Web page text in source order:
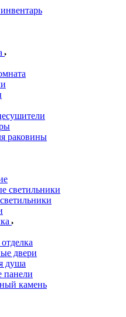
раковины
светильники
двери
душа
панели
камень